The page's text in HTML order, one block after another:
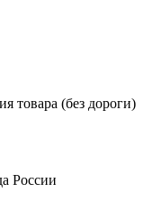
товара (без дороги)
России